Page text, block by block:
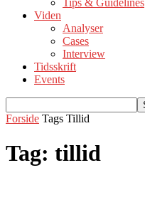
Tips & Guidelines
Viden
Analyser
Cases
Interview
Tidsskrift
Events
Forside Tags Tillid
Tag: tillid